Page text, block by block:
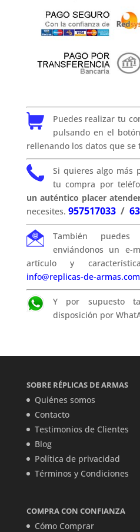
Puedes realizar tu
pulsando en el
rellenando los datos que se
Si quieres algo más
tu compra por
un auténtico placer
necesites. 957517033/
También
enviándonos un e-
artículo y
info@replicas-de-armas.com
Y por supuesto
disposición por
SOBRE RÉPLICAS DE ARMAS
Quiénes somos
Contacto
Testimonios de Clientes
Blog
Política de privacidad
Términos y Condiciones
COMPRA CON CONFIANZA
Cómo Comprar